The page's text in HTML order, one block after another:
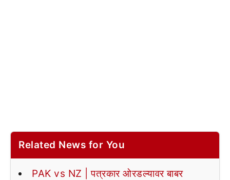
Related News for You
PAK vs NZ | पत्रकार ओरडल्यावर बाबर